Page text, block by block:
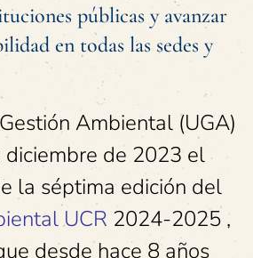
públicas y avanzar
en todas las sedes y
Ambiental (UGA)
diciembre de 2023 el
la séptima edición del
UCR 2024-2025 ,
desde hace 8 años